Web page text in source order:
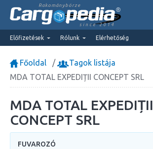
Rakománybörze
since 2014
Előfizetések Rólunk Elérhetőség
Főoldal
Tagok listája
MDA TOTAL EXPEDIȚII CONCEPT SRL
MDA TOTAL EXPEDIȚII
CONCEPT SRL
FUVAROZÓ